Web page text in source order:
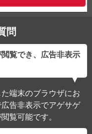
問
覧でき、広告非表示
端末のブラウザにお
告非表示でアゲサゲ
覧可能です。